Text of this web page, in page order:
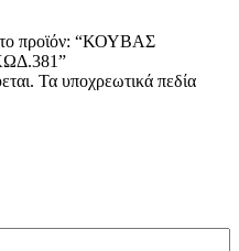
το προϊόν: “ΚΟΥΒΑΣ
Τα υποχρεωτικά πεδία